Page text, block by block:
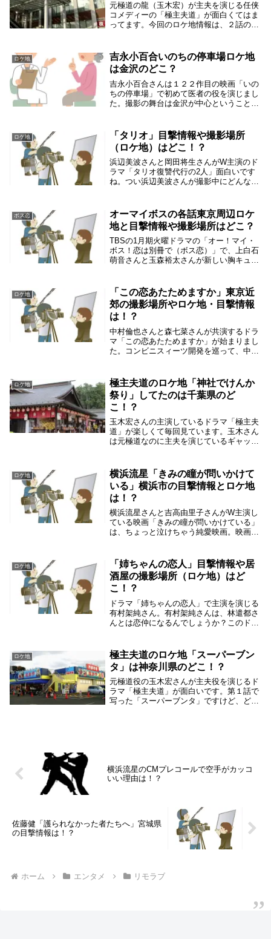
元極道の龍（玉木宏）が主夫を演じる任侠
コメディーの「極主夫道」が面白くてはま
ってます。今回のロケ地情報は、２話の冒
モールだったようなので調べました。「バ
ーゲン会場」...
ロケ地
吉永小百合いのちの停車場ロケ地
は金沢のどこ？
吉永小百合さんは１２２作目の映画「いの
ちの停車場」で初めて医者の役を演じまし
た。撮影の舞台は金沢が中心ということ
すが、一部は栃木県なども使われていまし
た。映画の中心と...
ロケ地
「タリオ」目撃情報や撮影場所
（ロケ地）はどこ！？
浜辺美波さんと岡田将生さんがW主演のド
ラマ「タリオ復讐代行の2人」面白いです
ね。つい浜辺美波さんが撮影中にどんな感
報や撮影場所（ロケ地）を調べてみたくな
りました。浜...
ボス恋
オーマイボスの各話東京周辺ロケ
地と目撃情報や撮影場所はどこ？
TBSの1月期火曜ドラマの「オー！マイ・
ボス！恋は別冊で（ボス恋）」で、上白石
萌音さんと玉森裕太さんが新しい胸キュン
撮影場所を探してみました。「オー！マ
イ・ボス！恋...
ロケ地
「この恋あたためますか」東京近
郊の撮影場所やロケ地・目撃情報
は！？
中村倫也さんと森七菜さんが共演するドラ
マ「この恋あたためますか」が始まりまし
た。コンビニスィーツ開発を巡って、中村
台ということで、撮影場所はコンビニが中
心になるんで...
ロケ地
極主夫道のロケ地「神社でけんか
祭り」してたのは千葉県のど
こ！？
玉木宏さんの主演しているドラマ「極主夫
道」が楽しくて毎回見ています。玉木さん
は元極道なのに主夫を演じているギャップ
の神社がどこにあるのか調べてみました。
けんか祭りし...
ロケ地
横浜流星「きみの瞳が問いかけて
いる」横浜市の目撃情報とロケ地
は！？
横浜流星さんと吉高由里子さんがW主演し
ている映画「きみの瞳が問いかけている」
は、ちょっと泣けちゃう純愛映画。映画
たあの場所は横浜のどこか気になったので
調べてみました...
ロケ地
「姉ちゃんの恋人」目撃情報や居
酒屋の撮影場所（ロケ地）はど
こ！？
ドラマ「姉ちゃんの恋人」で主演を演じる
有村架純さん。有村架純さんは、林遣都さ
んとは恋仲になるんでしょうか？このドラ
那須雄登さんも、有村架純さんの働くホー
ムセンターの...
ロケ地
極主夫道のロケ地「スーパーブン
タ」は神奈川県のどこ！？
元極道役の玉木宏さんが主夫役を演じるド
ラマ「極主夫道」が面白いです。第１話で
写った「スーパーブンタ」ですけど、どこ
横浜流星のCMプレコールで空手がカッコ
いい理由は！？
佐藤健「護られなかった者たちへ」宮城県
の目撃情報は！？
ホーム エンタメ リモラブ